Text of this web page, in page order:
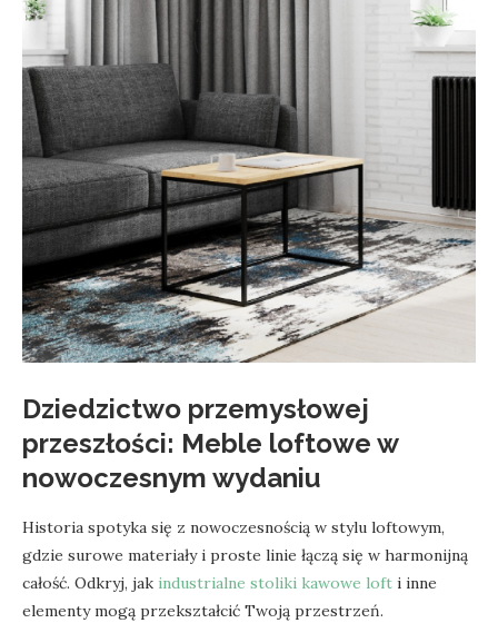
Dziedzictwo przemysłowej
przeszłości: Meble loftowe w
nowoczesnym wydaniu
Historia spotyka się z nowoczesnością w stylu loftowym,
gdzie surowe materiały i proste linie łączą się w harmonijną
całość. Odkryj, jak industrialne stoliki kawowe loft i inne
elementy mogą przekształcić Twoją przestrzeń.